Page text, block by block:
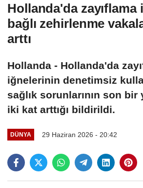
Hollanda'da zayıflama
bağlı zehirlenme
arttı
Hollanda - Hollanda'da
iğnelerinin denetimsiz
sağlık sorunlarının son bir
iki kat arttığı bildirildi.
DÜNYA 29 Haziran 2026 - 20:42